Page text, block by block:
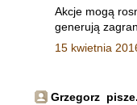
Akcje mogą
generują
15 kwietnia
Grzegorz